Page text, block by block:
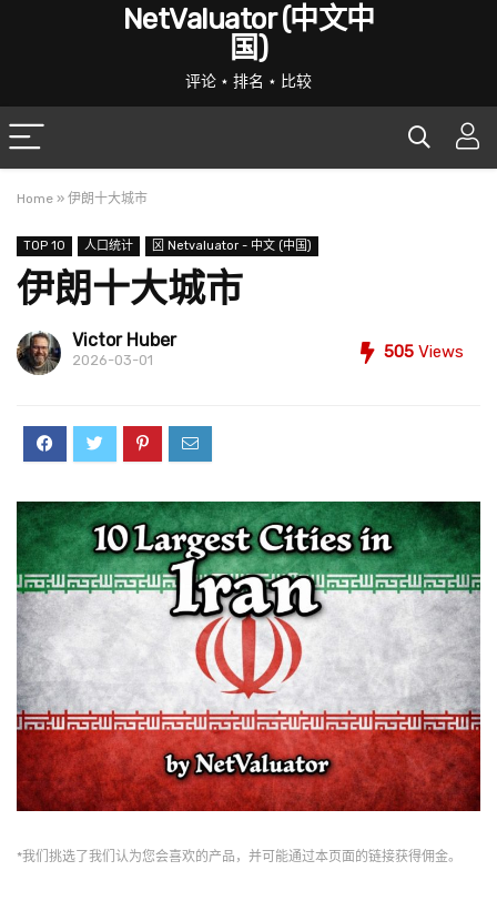
NetValuator (中文中
国)
评论 ⋆ 排名 ⋆ 比较
Home » 伊朗十大城市
TOP 10 人口统计 龱 Netvaluator - 中文 (中国)
伊朗十大城市
Victor Huber
2026-03-01 505 Views
*我们挑选了我们认为您会喜欢的产品，并可能通过本页面的链接获得佣金。